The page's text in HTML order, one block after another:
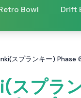
Bowl Drift
スプランキー) Phase
スプラ